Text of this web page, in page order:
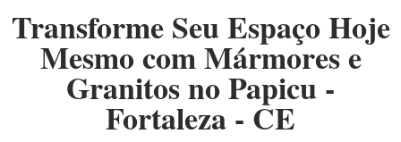
Transforme Seu Espaço Hoje
Mesmo com Mármores e
Granitos no Papicu -
Fortaleza - CE